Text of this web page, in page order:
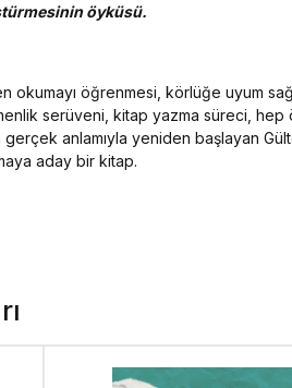
öyküsü.
okumayı öğrenmesi, körlüğe uyum
serüveni, kitap yazma süreci, hep
anlamıyla yeniden başlayan
aday bir kitap.